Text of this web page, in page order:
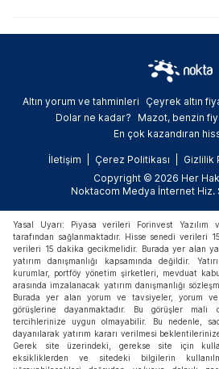
Altın yorum ve tahminleri Çeyrek altın
Dolar ne kadar?
Mazot, benzin
En çok kazandıran
İletişim Çerez Politikası Gizlilik
Copyright © 2026 Her
Noktacom Medya İnternet Hiz.
Yasal Uyarı: Piyasa verileri Forinvest Yazılım
tarafından sağlanmaktadır. Hisse senedi verileri
verileri 15 dakika gecikmelidir. Burada yer alan
yatırım danışmanlığı kapsamında değildir.
kurumlar, portföy yönetim şirketleri, mevduat
arasında imzalanacak yatırım danışmanlığı
Burada yer alan yorum ve tavsiyeler, yorum
görüşlerine dayanmaktadır. Bu görüşler
tercihlerinize uygun olmayabilir. Bu nedenle,
dayanılarak yatırım kararı verilmesi
Gerek site üzerindeki, gerekse site için
eksikliklerden ve sitedeki bilgilerin